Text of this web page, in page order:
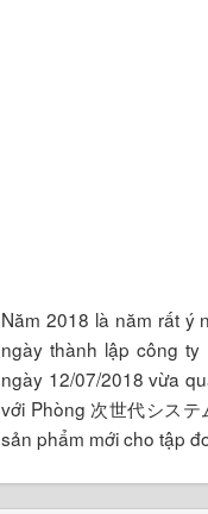
Năm 2018 là năm rất ý
ngày thành lập công
ngày 12/07/2018 vừa
với Phòng 次世代シス
sản phẩm mới cho tập